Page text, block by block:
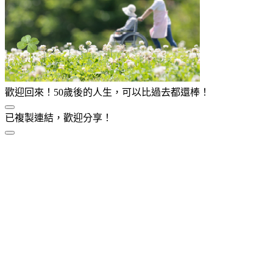
歡迎回來！50歲後的人生，可以比過去都還棒！
已複製連結，歡迎分享！